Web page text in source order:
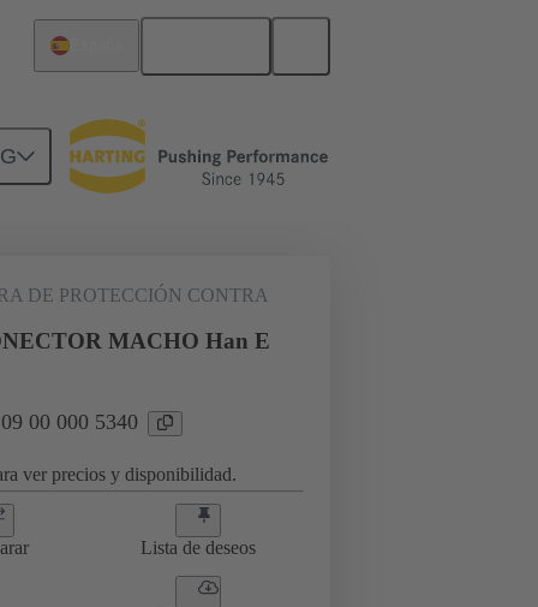
09 00 000 5340
DE PROTECCIÓN CONTRA
MACHO Han E
00 000 5340
ver precios y disponibilidad.
Lista de deseos